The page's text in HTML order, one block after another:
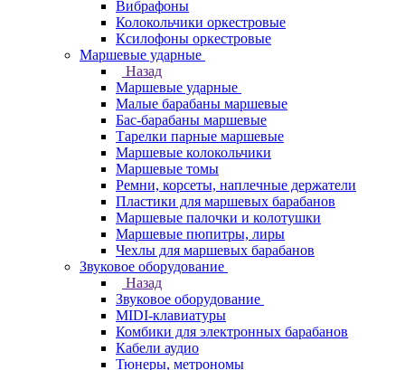
Вибрафоны
Колокольчики оркестровые
Ксилофоны оркестровые
Маршевые ударные
Назад
Маршевые ударные
Малые барабаны маршевые
Бас-барабаны маршевые
Тарелки парные маршевые
Маршевые колокольчики
Маршевые томы
Ремни, корсеты, наплечные держатели
Пластики для маршевых барабанов
Маршевые палочки и колотушки
Маршевые пюпитры, лиры
Чехлы для маршевых барабанов
Звуковое оборудование
Назад
Звуковое оборудование
MIDI-клавиатуры
Комбики для электронных барабанов
Кабели аудио
Тюнеры, метрономы